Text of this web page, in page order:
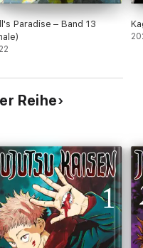
Paradise – Band 13
Reihe